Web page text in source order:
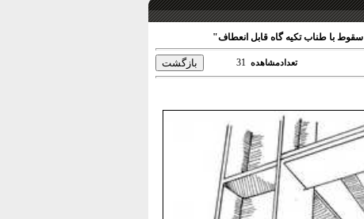
با طناب تکیه گاه قابل انعطاف"
تعدادمشاهده 31